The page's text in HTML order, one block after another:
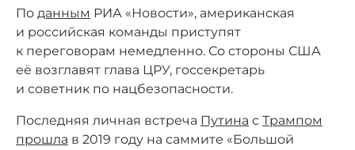
По данным РИА «Новости», американская
и российская команды приступят
к переговорам немедленно. Со стороны США
её возглавят глава ЦРУ, госсекретарь
и советник по нацбезопасности.
Последняя личная встреча Путина с Трампом
прошла в 2019 году на саммите «Большой